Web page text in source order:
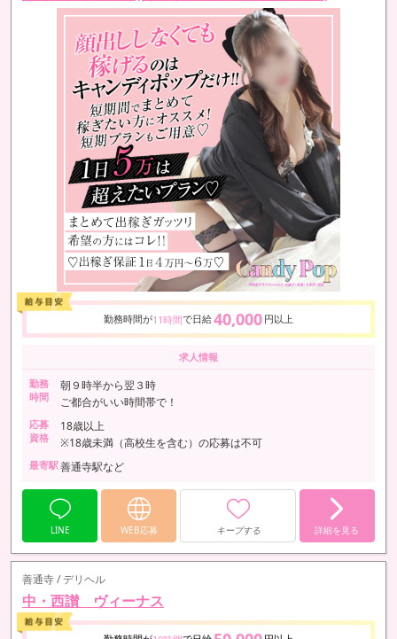
勤務時間が11時間で日給40,000 円以上
求人情報
勤務
時間
朝９時半から翌３時
ご都合がいい時間帯で！
応募
資格
18歳以上
※18歳未満（高校生を含む）の応募は不可
最寄駅善通寺駅など
LINE WEB応募 キープする 詳細を見る
善通寺 / デリヘル
中・西讃 ヴィーナス